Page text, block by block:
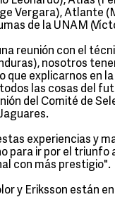
Vergara), Atlante
de la UNAM
reunión con el
nosotros
que explicarnos en
las cosas del
del Comité de
experiencias y
para ir por el triunfo
con más prestigio".
y Eriksson están en